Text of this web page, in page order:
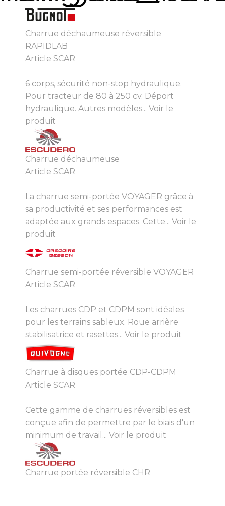
Charrue déchaumeuse réversible
RAPIDLAB
Article SCAR
6 corps, sécurité non-stop hydraulique.
Pour tracteur de 80 à 250 cv. Déport
hydraulique. Autres modèles... Voir le
produit
Charrue déchaumeuse
Article SCAR
La charrue semi-portée VOYAGER grâce à
sa productivité et ses performances est
adaptée aux grands espaces. Cette... Voir le
produit
Charrue semi-portée réversible VOYAGER
Article SCAR
Les charrues CDP et CDPM sont idéales
pour les terrains sableux. Roue arrière
stabilisatrice et rasettes... Voir le produit
Charrue à disques portée CDP-CDPM
Article SCAR
Cette gamme de charrues réversibles est
conçue afin de permettre par le biais d'un
minimum de travail... Voir le produit
Charrue portée réversible CHR